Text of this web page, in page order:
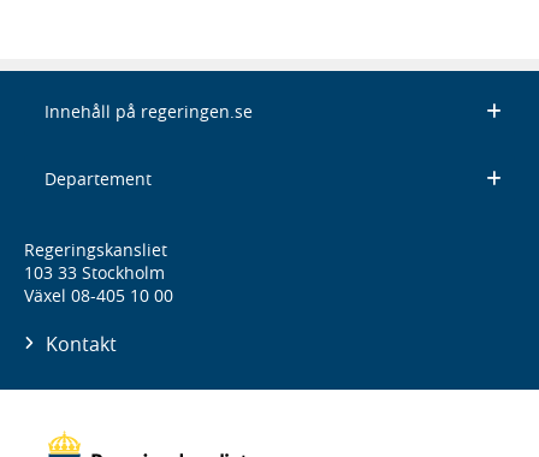
Innehåll på regeringen.se
Departement
Regeringskansliet
103 33 Stockholm
Växel 08-405 10 00
Kontakt